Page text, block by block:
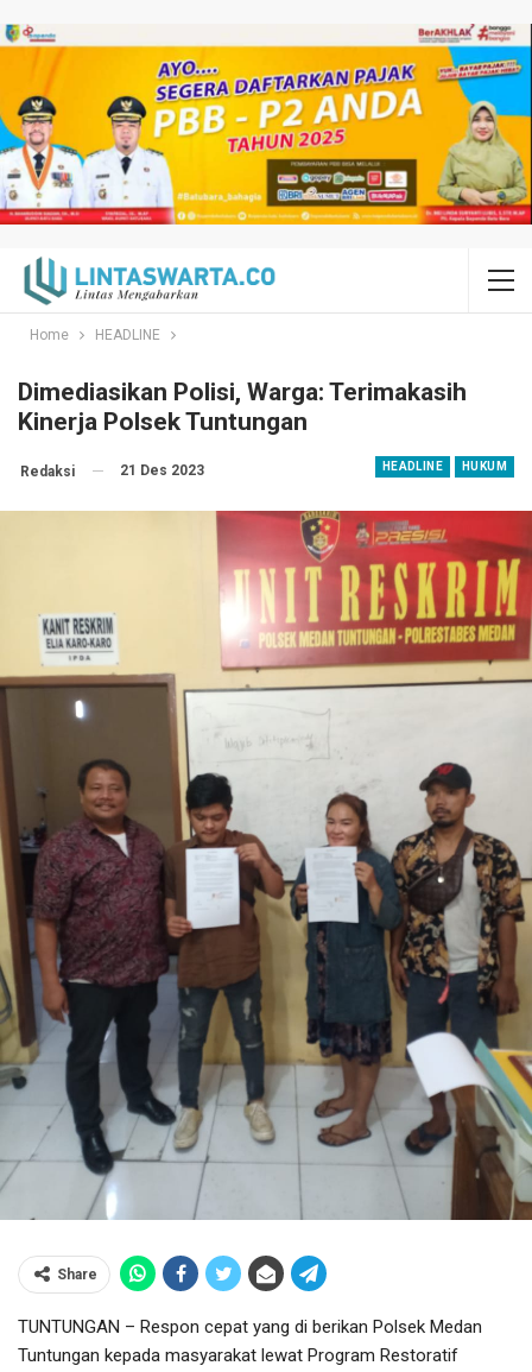
Home HEADLINE
Dimediasikan Polisi, Warga: Terimakasih
Kinerja Polsek Tuntungan
HEADLINE HUKUM
Redaksi 21 Des 2023
Share
TUNTUNGAN – Respon cepat yang di berikan Polsek Medan
Tuntungan kepada masyarakat lewat Program Restoratif